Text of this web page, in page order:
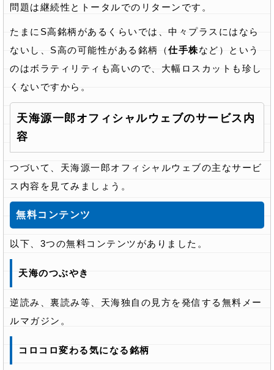
問題は継続性とトータルでのリターンです。
たまにS高銘柄があるくらいでは、中々プラスにはなら
ないし、S高の可能性がある銘柄（仕手株など）という
のはボラティリティも高いので、大幅ロスカットも珍し
くないですから。
天海源一郎オフィシャルウェブのサービス内
容
つづいて、天海源一郎オフィシャルウェブの主なサービ
ス内容を見てみましょう。
無料コンテンツ
以下、3つの無料コンテンツがありました。
天海のつぶやき
逆読み、裏読み等、天海独自の見方を発信する無料メー
ルマガジン。
コロコロ変わる気になる銘柄